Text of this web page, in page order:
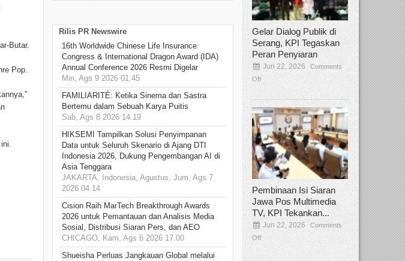
Butar.
Pop.
Rilis PR Newswire
16th Worldwide Chinese Life Insurance
Congress & International Dragon Award (IDA)
Annual Conference 2026 Resmi Digelar
Min, Ags 9 2026 01.45
FAMILIARITÉ: Ketika Sinema dan Sastra
Bertemu dalam Sebuah Karya Puitis
Sab, Ags 8 2026 14.19
HIKSEMI Tampilkan Solusi Penyimpanan
Data untuk Seluruh Skenario di Ajang DTI
Indonesia 2026, Dukung Pengembangan AI di
Asia Tenggara
JAKARTA, Indonesia, Agustus, Jum, Ags 7
2026 04.14
Cision Raih MarTech Breakthrough Awards
2026 untuk Pemantauan dan Analisis Media
Sosial, Distribusi Siaran Pers, dan AEO
CHICAGO, Kam, Ags 6 2026 17.00
Shueisha Perluas Jangkauan Global melalui
Gelar Dialog Publik di
Serang, KPI Tegaskan
Peran Penyiaran
Jun 22, 2026
Comments
Off
Pembinaan Isi Siaran
Jawa Pos Multimedia
TV, KPI Tekankan...
Jun 22, 2026
Comments
Off